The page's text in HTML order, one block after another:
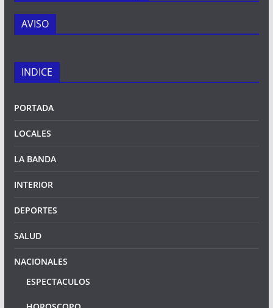
AVISO
INDICE
PORTADA
LOCALES
LA BANDA
INTERIOR
DEPORTES
SALUD
NACIONALES
ESPECTACULOS